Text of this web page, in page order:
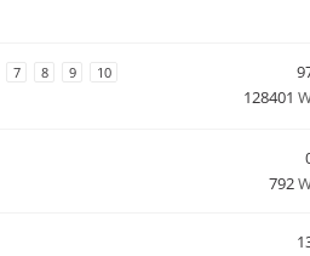
7 8 9 10
128401
792